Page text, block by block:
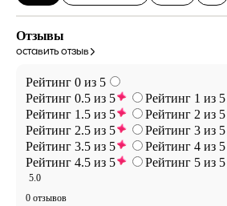
Отзывы
оставить отзыв
Рейтинг 0 из 5
Рейтинг 0.5 из 5
Рейтинг 1 из 5
Рейтинг 1.5 из 5
Рейтинг 2 из 5
Рейтинг 2.5 из 5
Рейтинг 3 из 5
Рейтинг 3.5 из 5
Рейтинг 4 из 5
Рейтинг 4.5 из 5
Рейтинг 5 из 5
5.0
0 отзывов